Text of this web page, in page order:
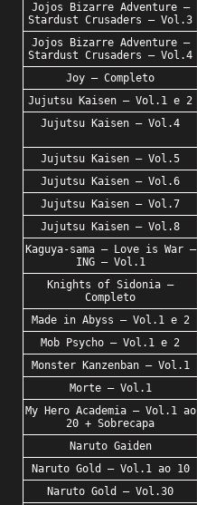
Jojos Bizarre Adventure –
Stardust Crusaders – Vol.3
Jojos Bizarre Adventure –
Stardust Crusaders – Vol.4
Joy – Completo
Jujutsu Kaisen – Vol.1 e 2
Jujutsu Kaisen – Vol.4
Jujutsu Kaisen – Vol.5
Jujutsu Kaisen – Vol.6
Jujutsu Kaisen – Vol.7
Jujutsu Kaisen – Vol.8
Kaguya-sama – Love is War –
ING – Vol.1
Knights of Sidonia –
Completo
Made in Abyss – Vol.1 e 2
Mob Psycho – Vol.1 e 2
Monster Kanzenban – Vol.1
Morte – Vol.1
My Hero Academia – Vol.1 ao
20 + Sobrecapa
Naruto Gaiden
Naruto Gold – Vol.1 ao 10
Naruto Gold – Vol.30